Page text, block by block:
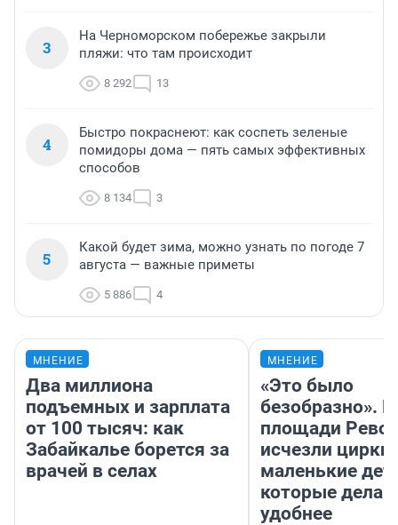
3
На Черноморском побережье закрыли
пляжи: что там происходит
8 292 13
4
Быстро покраснеют: как соспеть зеленые
помидоры дома — пять самых эффективных
способов
8 134 3
5
Какой будет зима, можно узнать по погоде 7
августа — важные приметы
5 886 4
МНЕНИЕ
Два миллиона
подъемных и зарплата
от 100 тысяч: как
Забайкалье борется за
врачей в селах
МНЕНИЕ
«Это было
безобразно».
площади
исчезли цирки
маленькие
которые
удобнее